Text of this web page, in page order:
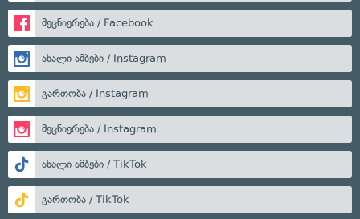
მეცნიერება / Facebook
ახალი ამბები / Instagram
გართობა / Instagram
მეცნიერება / Instagram
ახალი ამბები / TikTok
გართობა / TikTok